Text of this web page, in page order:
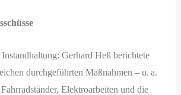
Gerhard Heß berichtete
durchgeführten Maßnahmen – u. a.
Elektroarbeiten und die